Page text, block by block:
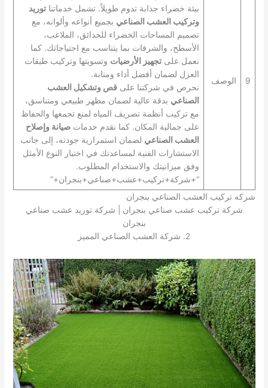
9 الوصف
بيئة خضراء جذابة تدوم طويلاً. تشمل خدماتنا توريد
وتركيب العشب الصناعي بجميع أنواعه وألوانه، مع
تصميم المساحات الخضراء للحدائق، الملاعب،
الأسطح، والشرفات بما يتناسب مع احتياجاتك. كما
نعمل على تجهيز الأرضيات وتسويتها وتركيب طبقات
العزل لضمان أفضل أداء ومتانة.
نحرص في شركتنا على قص وتشكيل العشب
الصناعي بدقة عالية لضمان مظهر طبيعي ومتناسق،
مع تركيب أنظمة تصريف المياه لمنع تجمعها والحفاظ
على جمالية المكان. كما نقدم خدمات صيانة وإصلاح
العشب الصناعي لضمان استمرارية جودته، إلى جانب
الاستشارات الفنية لمساعدتك في اختيار النوع الأمثل
وفق ميزانيتك والاستخدام المطلوب.
“+شركة+تركيب+عشب+صناعي+بنجران+”
شركه تركيب العشب الصناعي بنجران
شركة تركيب عشب صناعي بنجران | شركة توريد عشب صناعي
بنجران
2. شركة العشب الصناعي المميز